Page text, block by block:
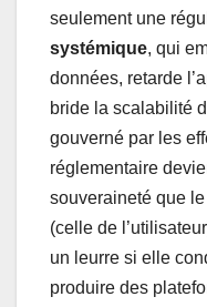
seulement une
systémique, qui
données, retarde
bride la scalabilité
gouverné par les
réglementaire
souveraineté que
(celle de
un leurre si elle
produire des